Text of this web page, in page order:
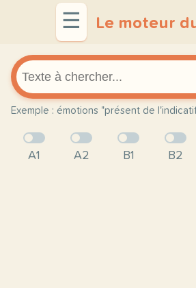
☰ Le moteur
Exemple : émotions "présent de
A1 A2 B1 B2